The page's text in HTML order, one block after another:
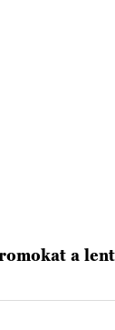
a